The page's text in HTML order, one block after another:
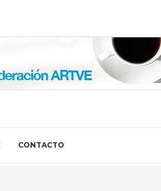
CONTACTO